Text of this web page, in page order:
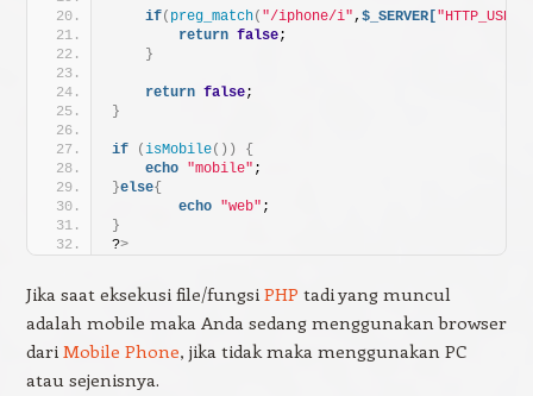
if( preg_match( "/iphone/i" , $_SERVER[
return false;
}
return false;
}
if (isMobile())
{
echo "mobile" ;
}else{
echo "web" ;
}
?>
Jika saat eksekusi file/fungsi PHP tadi yang muncul
adalah mobile maka Anda sedang menggunakan browser
dari Mobile Phone, jika tidak maka menggunakan PC
atau sejenisnya.